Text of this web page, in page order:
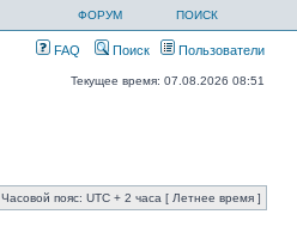
ФОРУМ ПОИСК
FAQ Поиск Пользователи
Текущее время: 07.08.2026 08:51
Часовой пояс: UTC + 2 часа [ Летнее время ]